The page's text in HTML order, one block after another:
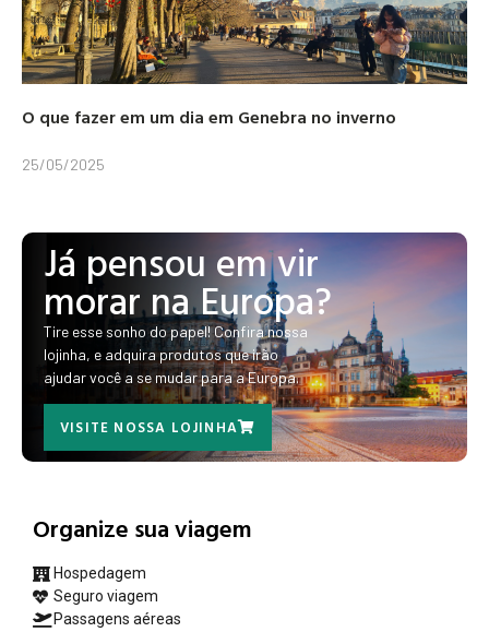
O que fazer em um dia em Genebra no inverno
25/05/2025
Já pensou em vir
morar na Europa?
Tire esse sonho do papel! Confira nossa
lojinha, e adquira produtos que irão
ajudar você a se mudar para a Europa.
VISITE NOSSA LOJINHA
Organize sua viagem
Hospedagem
Seguro viagem
Passagens aéreas